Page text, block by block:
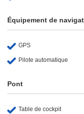
Équipement de
GPS
Pilote automatique
Pont
Table de cockpit